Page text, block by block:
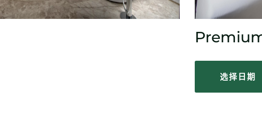
选择日期